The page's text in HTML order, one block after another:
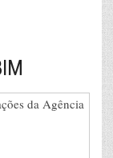
da Agência